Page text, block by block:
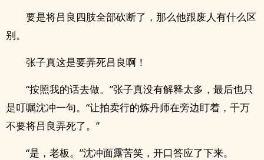
要是将吕良四肢全部砍断了，那么他跟废人有什么区
别。
张子真这是要弄死吕良啊！
“按照我的话去做。”张子真没有解释太多，最后也只
是叮嘱沈冲一句。“让拍卖行的炼丹师在旁边盯着，千万
不要将吕良弄死了。”
“是，老板。”沈冲面露苦笑，开口答应了下来。